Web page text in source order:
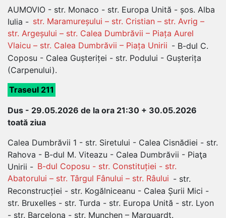
AUMOVIO - str. Monaco - str. Europa Unită - șos. Alba
Iulia - str. Maramureșului – str. Cristian – str. Avrig –
str. Argeșului – str. Calea Dumbrăvii – Piața Aurel
Vlaicu – str. Calea Dumbrăvii – Piața Unirii - B-dul C.
Coposu - Calea Gușteriței - str. Podului - Gușterița
(Carpenului).
Traseul 211
Dus - 29.05.2026 de la ora 21:30 + 30.05.2026
toată ziua
Calea Dumbrăvii 1 - str. Siretului - Calea Cisnădiei - str.
Rahova - B-dul M. Viteazu - Calea Dumbrăvii - Piaţa
Unirii - B-dul Coposu - str. Constituției - str.
Abatorului – str. Târgul Fânului – str. Râului - str.
Reconstrucției - str. Kogălniceanu - Calea Șurii Mici -
str. Bruxelles - str. Turda - str. Europa Unită - str. Lyon
- str. Barcelona - str. Munchen – Marquardt.